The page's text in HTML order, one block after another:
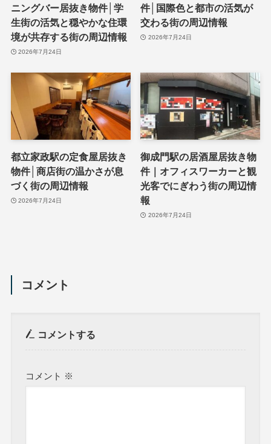
ニングバー居抜き物件│学
生街の活気と穏やかな住環
境が共存する街の周辺情報
2026年7月24日
件│国際色と都市の活気が
交わる街の周辺情報
2026年7月24日
都立家政駅の定食屋居抜き
物件│商店街の温かさが息
づく街の周辺情報
2026年7月24日
御成門駅の居酒屋居抜き物
件｜オフィスワーカーと観
光客でにぎわう街の周辺情
報
2026年7月24日
コメント
コメントする
コメント ※